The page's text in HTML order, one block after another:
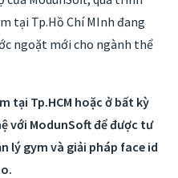
tại Tp.Hồ Chí MInh đang
ngoặt mới cho ngành thể
tại Tp.HCM hoặc ở bất kỳ
với ModunSoft để được tư
lý gym và giải pháp face id